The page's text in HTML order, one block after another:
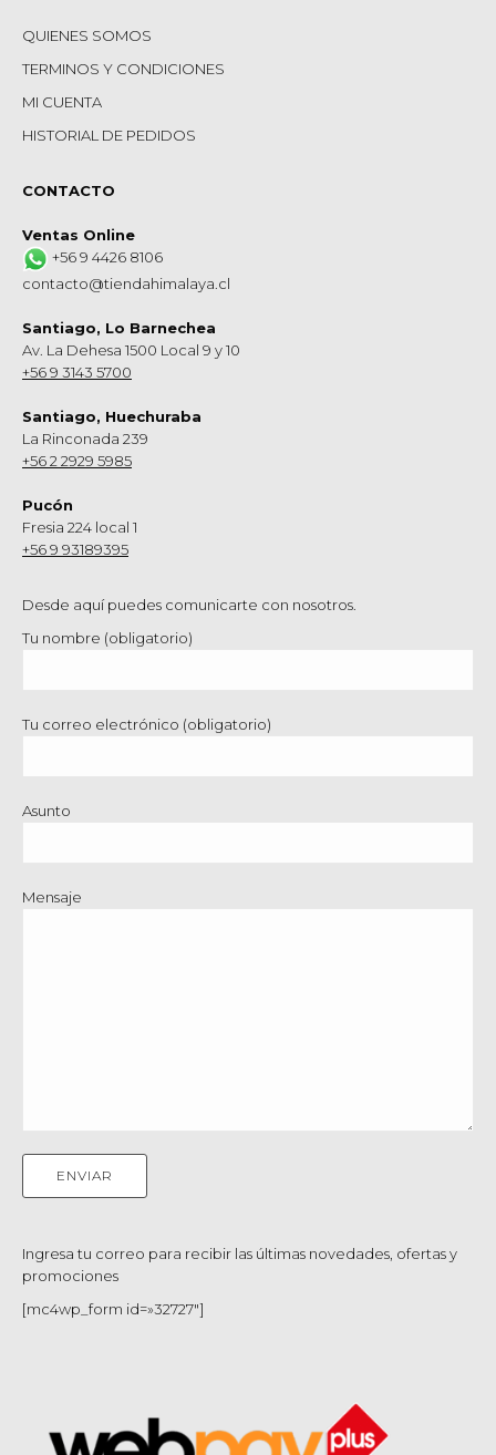
QUIENES SOMOS
TERMINOS Y CONDICIONES
MI CUENTA
HISTORIAL DE PEDIDOS
CONTACTO
Ventas Online
+56 9 4426 8106
contacto@tiendahimalaya.cl
Santiago, Lo Barnechea
Av. La Dehesa 1500 Local 9 y 10
+56 9 3143 5700
Santiago, Huechuraba
La Rinconada 239
+56 2 2929 5985
Pucón
Fresia 224 local 1
+56 9 93189395
Desde aquí puedes comunicarte con nosotros.
Tu nombre (obligatorio)
Tu correo electrónico (obligatorio)
Asunto
Mensaje
Ingresa tu correo para recibir las últimas novedades, ofertas y
promociones
[mc4wp_form id=»32727″]